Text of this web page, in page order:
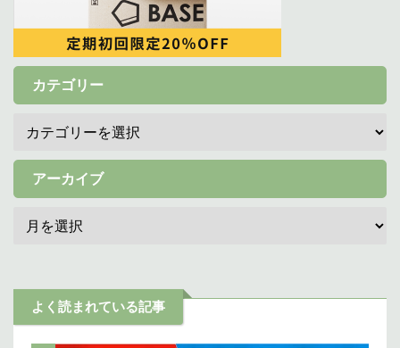
カテゴリー
アーカイブ
よく読まれている記事